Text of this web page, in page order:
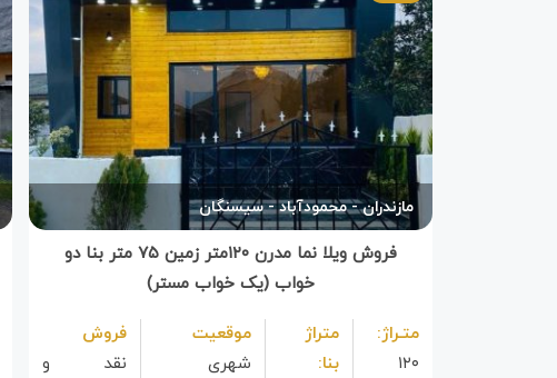
مازندران محمودآباد سیسنگان
فروش ویلا نما مدرن ۱۲۰متر زمین ۷۵ متر بنا دو
خواب (یک خواب مستر)
متـراژ:
۱۲۰
متراژ
بنا:
موقعیت
شهری
فروش
نقد و